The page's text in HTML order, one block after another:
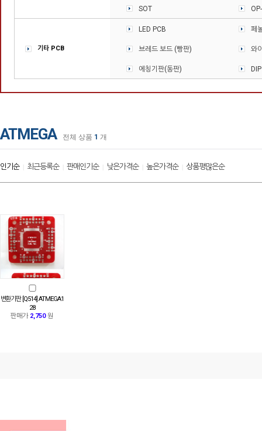
SOT
기타 PCB
LED PCB 페
브레드 보드 (빵판) 와
에칭기판(동판)
ATMEGA 전체 상품 1 개
인기순| 최근등록순| 판매인기순| 낮은가격순| 높은가격순| 상품평많은순
변환기판 [Q514] ATMEGA1
28
판매가 2,750원